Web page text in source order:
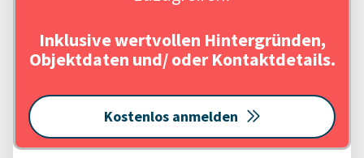
Inklusive wertvollen Hintergründen,
Objektdaten und/ oder Kontaktdetails.
Kostenlos anmelden